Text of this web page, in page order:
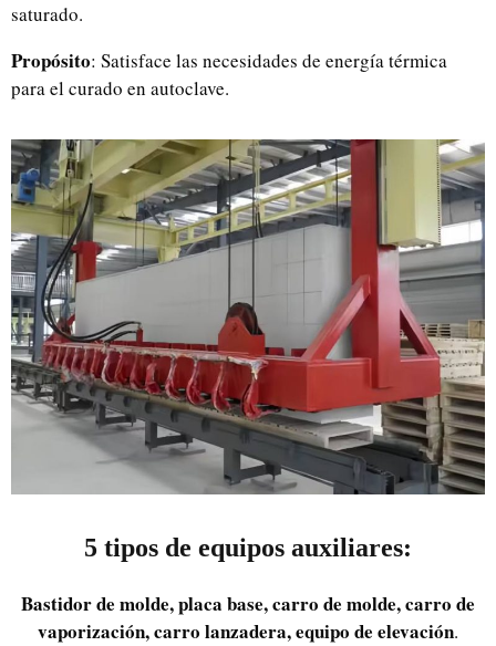
saturado.
Propósito: Satisface las necesidades de energía térmica
para el curado en autoclave.
5 tipos de equipos auxiliares:
Bastidor de molde, placa base, carro de molde, carro de
vaporización, carro lanzadera, equipo de elevación.